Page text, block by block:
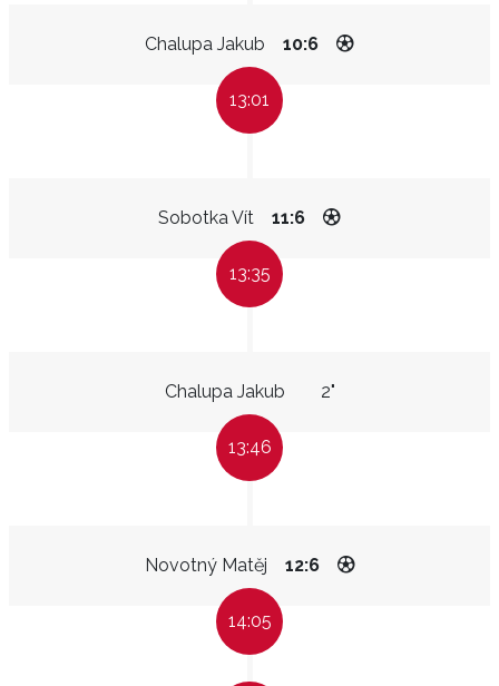
Chalupa Jakub 10:6
13:01
Sobotka Vít 11:6
13:35
Chalupa Jakub 2"
13:46
Novotný Matěj 12:6
14:05